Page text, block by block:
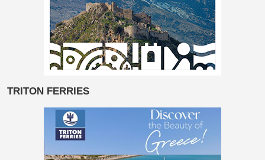
TRITON FERRIES